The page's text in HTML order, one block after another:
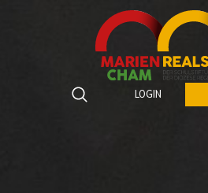
LOGIN
Suchbegriffe
Marienrealschule Cham
Katzberger Straße 5
Cham